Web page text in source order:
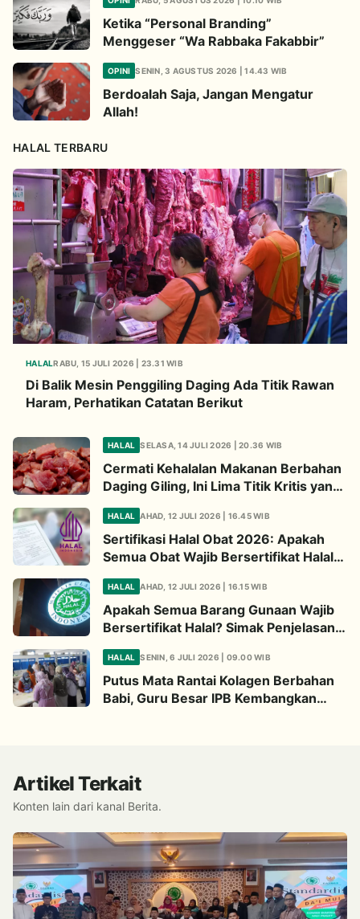
Ketika “Personal Branding”
Menggeser “Wa Rabbaka Fakabbir”
OPINI SENIN, 3 AGUSTUS 2026 | 14.43 WIB
Berdoalah Saja, Jangan Mengatur
Allah!
HALAL TERBARU
HALALRABU, 15 JULI 2026 | 23.31 WIB
Di Balik Mesin Penggiling Daging Ada Titik Rawan
Haram, Perhatikan Catatan Berikut
HALAL SELASA, 14 JULI 2026 | 20.36 WIB
Cermati Kehalalan Makanan Berbahan
Daging Giling, Ini Lima Titik Kritis yang
Wajib Diperhatikan
HALAL AHAD, 12 JULI 2026 | 16.45 WIB
Sertifikasi Halal Obat 2026: Apakah
Semua Obat Wajib Bersertifikat Halal?
Begini Penjelasannya
HALAL AHAD, 12 JULI 2026 | 16.15 WIB
Apakah Semua Barang Gunaan Wajib
Bersertifikat Halal? Simak Penjelasan
Ini
HALAL SENIN, 6 JULI 2026 | 09.00 WIB
Putus Mata Rantai Kolagen Berbahan
Babi, Guru Besar IPB Kembangkan
Artikel Terkait
Konten lain dari kanal Berita.